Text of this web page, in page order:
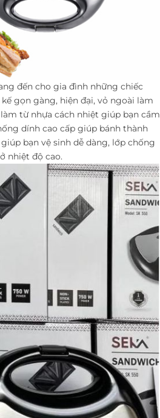
đến cho gia đình những chiếc
gọn gàng, hiện đại, vỏ ngoài làm
từ nhựa cách nhiệt giúp bạn cầm
dính cao cấp giúp bánh thành
bạn vệ sinh dễ dàng, lớp chống
nhiệt độ cao.